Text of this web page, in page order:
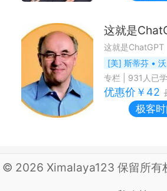
这就是
这就是ChatGPT
专栏
931 人已
优惠价￥ 42
极客
© 2026 Ximalaya123 保留所有